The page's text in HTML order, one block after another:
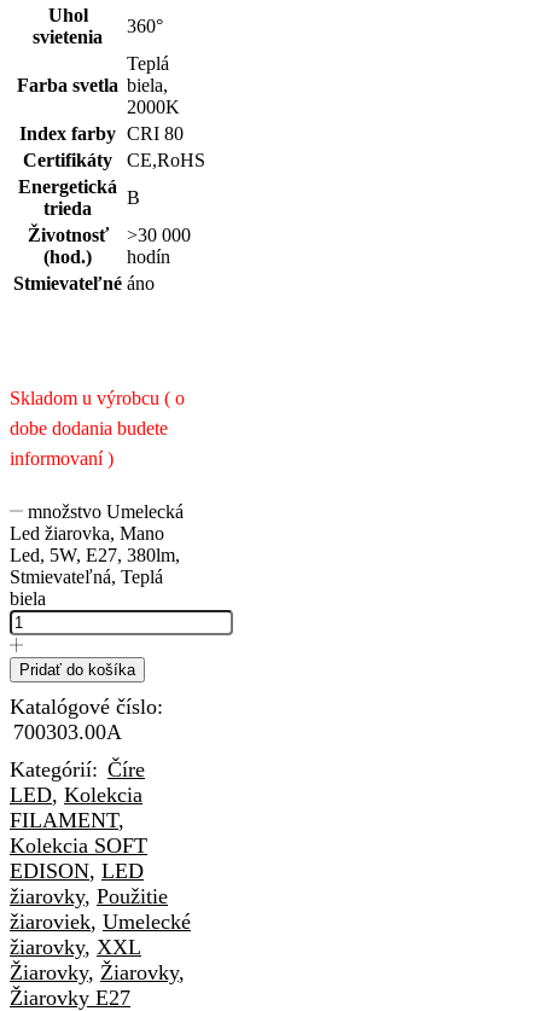
Uhol
svietenia
360°
Farba svetla
Teplá
biela,
2000K
Index farby CRI 80
Certifikáty
CE,RoHS
Energetická
trieda
B
Životnosť
(hod.)
>30 000
hodín
Stmievateľné áno
Skladom u výrobcu ( o
dobe dodania budete
informovaní )
množstvo Umelecká
Led žiarovka, Mano
Led, 5W, E27, 380lm,
Stmievateľná, Teplá
biela
Pridať do košíka
Katalógové číslo:
700303.00A
Kategórií: Číre
LED, Kolekcia
FILAMENT,
Kolekcia SOFT
EDISON, LED
žiarovky, Použitie
žiaroviek, Umelecké
žiarovky, XXL
Žiarovky, Žiarovky,
Žiarovky E27